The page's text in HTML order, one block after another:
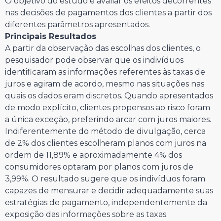
nas decisões de pagamentos dos clientes a partir dos
diferentes parâmetros apresentados.
Principais Resultados
A partir da observação das escolhas dos clientes, o
pesquisador pode observar que os indivíduos
identificaram as informações referentes às taxas de
juros e agiram de acordo, mesmo nas situações nas
quais os dados eram discretos. Quando apresentados
de modo explícito, clientes propensos ao risco foram
a única exceção, preferindo arcar com juros maiores.
Indiferentemente do método de divulgação, cerca
de 2% dos clientes escolheram planos com juros na
ordem de 11,89% e aproximadamente 4% dos
consumidores optaram por planos com juros de
3,99%. O resultado sugere que os indivíduos foram
capazes de mensurar e decidir adequadamente suas
estratégias de pagamento, independentemente da
exposição das informações sobre as taxas.